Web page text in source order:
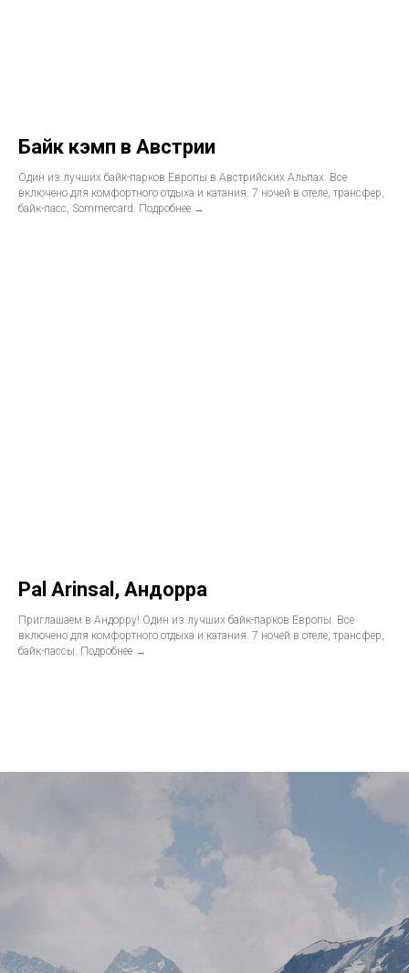
Байк кэмп в Австрии
Один из лучших байк-парков Европы в Австрийских Альпах. Все
включено для комфортного отдыха и катания. 7 ночей в отеле, трансфер,
байк-пасс, Sommercard. Подробнее →
Pal Arinsal, Андорра
Приглашаем в Андорру! Один из лучших байк-парков Европы. Все
включено для комфортного отдыха и катания. 7 ночей в отеле, трансфер,
байк-пассы. Подробнее →